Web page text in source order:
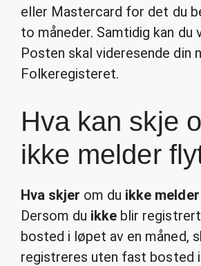
eller Mastercard for det du
to måneder. Samtidig kan du
Posten skal videresende din
Folkeregisteret.
Hva kan skje
ikke melder
Hva skjer om du ikke
Dersom du ikke blir
bosted i løpet av en måned,
registreres uten fast bosted